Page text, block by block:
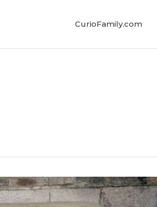
CurioFamily.com